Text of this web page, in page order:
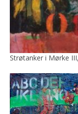
Strøtanker i Mørke